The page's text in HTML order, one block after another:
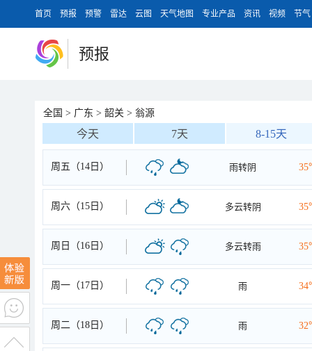
首页 预报 预警 雷达 云图 天气地图 专业产品 资讯 视频 节气
预报
全国 > 广东 > 韶关 > 翁源
今天 7天 8-15天
周五（14日） 雨转阴
周六（15日） 多云转阴
周日（16日） 多云转雨
周一（17日） 雨
周二（18日） 雨